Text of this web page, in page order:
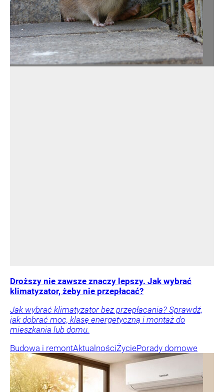
Droższy nie zawsze znaczy lepszy. Jak wybrać
klimatyzator, żeby nie przepłacać?
Jak wybrać klimatyzator bez przepłacania? Sprawdź,
jak dobrać moc, klasę energetyczną i montaż do
mieszkania lub domu.
Budowa i remontAktualnościŻyciePorady domowe